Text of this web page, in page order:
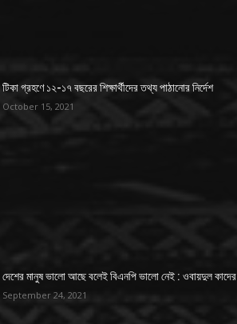
টিকা গ্রহণে ১২-১৭ বছরের শিক্ষার্থীদের তথ্য পাঠানোর নির্দেশ
October 15, 2021
দেশের মানুষ ভালো আছে বলেই বিএনপি ভালো নেই : ওবায়দুল কাদের
September 24, 2021